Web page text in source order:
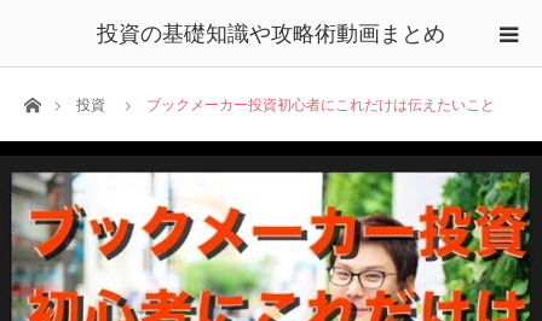
投資の基礎知識や攻略術動画まとめ
ホーム投資 ブックメーカー投資初心者にこれだけは伝えたいこと